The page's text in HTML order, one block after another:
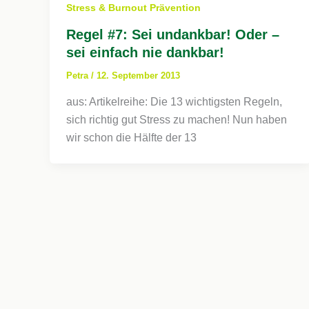
Stress & Burnout Prävention
Regel #7: Sei undankbar! Oder –
sei einfach nie dankbar!
Petra / 12. September 2013
aus: Artikelreihe: Die 13 wichtigsten Regeln,
sich richtig gut Stress zu machen! Nun haben
wir schon die Hälfte der 13